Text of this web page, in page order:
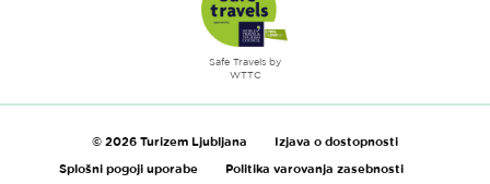
Safe Travels by
WTTC
© 2026 Turizem Ljubljana
Izjava o dostopnosti
Splošni pogoji uporabe
Politika varovanja zasebnosti